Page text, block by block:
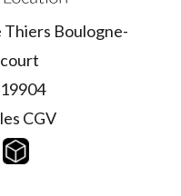
Thiers Boulogne-
CGV